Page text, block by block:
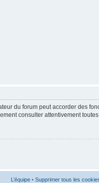
du forum peut accorder des
consulter attentivement
L’équipe • Supprimer tous les